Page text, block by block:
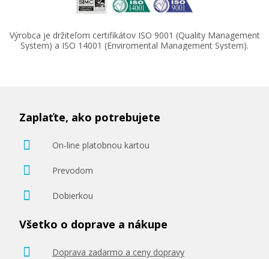
49,90 €
Pridať do košíka
Originálny toner
49,90 €
Pridať do košíka
Výrobca je držiteľom certifikátov ISO 9001 (Quality Management
System) a ISO 14001 (Enviromental Management System).
Zaplaťte, ako potrebujete
On-line platobnou kartou
Prevodom
Dobierkou
Všetko o doprave a nákupe
Doprava zadarmo a ceny dopravy